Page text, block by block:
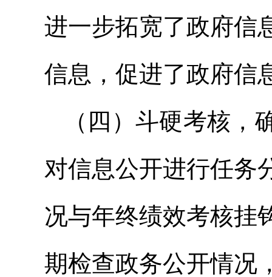
进一步拓宽了政府信
信息，促进了政府信
（四）斗硬考核
对信息公开进行任务
况与年终绩效考核挂
期检查政务公开情况